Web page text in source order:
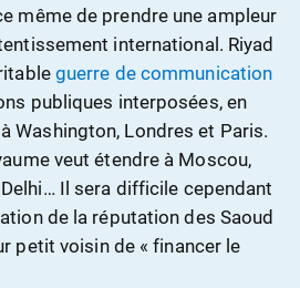
même de prendre une ampleur
international. Riyad
guerre de communication
publiques interposées, en
Washington, Londres et Paris.
veut étendre à Moscou,
Il sera difficile cependant
de la réputation des Saoud
petit voisin de « financer le